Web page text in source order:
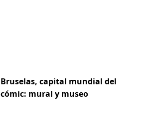
Bruselas, capital mundial del
cómic: mural y museo